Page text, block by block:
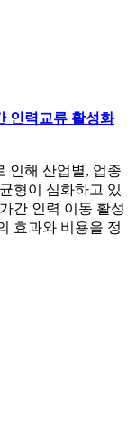
인력교류 활성화
인해 산업별, 업종
형이 심화하고 있
간 인력 이동 활성
효과와 비용을 정